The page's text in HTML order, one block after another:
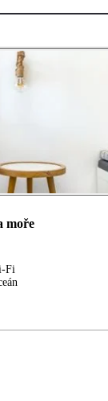
moře
Fi